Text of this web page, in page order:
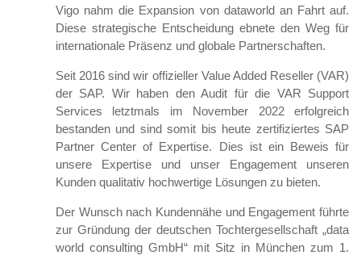
Vigo nahm die Expansion von dataworld an Fahrt auf.
Diese strategische Entscheidung ebnete den Weg für
internationale Präsenz und globale Partnerschaften.
Seit 2016 sind wir offizieller Value Added Reseller (VAR)
der SAP. Wir haben den Audit für die VAR Support
Services letztmals im November 2022 erfolgreich
bestanden und sind somit bis heute zertifiziertes SAP
Partner Center of Expertise. Dies ist ein Beweis für
unsere Expertise und unser Engagement unseren
Kunden qualitativ hochwertige Lösungen zu bieten.
Der Wunsch nach Kundennähe und Engagement führte
zur Gründung der deutschen Tochtergesellschaft „data
world consulting GmbH“ mit Sitz in München zum 1.